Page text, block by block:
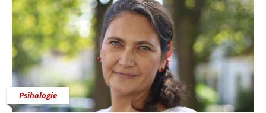
Psihologie